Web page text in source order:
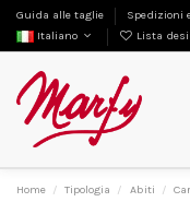
Guida alle taglie Spedizioni
Italiano
Lista
Home Tipologia Abiti